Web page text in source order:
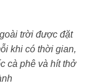
trời được đặt
khi có thời gian,
cà phê và hít thở